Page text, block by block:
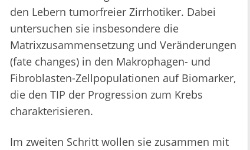
den Lebern tumorfreier Zirrhotiker. Dabei
untersuchen sie insbesondere die
Matrixzusammensetzung und Veränderungen
(fate changes) in den Makrophagen- und
Fibroblasten-Zellpopulationen auf Biomarker,
die den TIP der Progression zum Krebs
charakterisieren.
Im zweiten Schritt wollen sie zusammen mit